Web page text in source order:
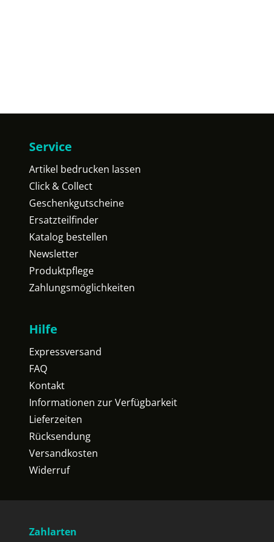
Service
Artikel bedrucken lassen
Click & Collect
Geschenkgutscheine
Ersatzteilfinder
Katalog bestellen
Newsletter
Produktpflege
Zahlungsmöglichkeiten
Hilfe
Expressversand
FAQ
Kontakt
Informationen zur Verfügbarkeit
Lieferzeiten
Rücksendung
Versandkosten
Widerruf
Zahlarten